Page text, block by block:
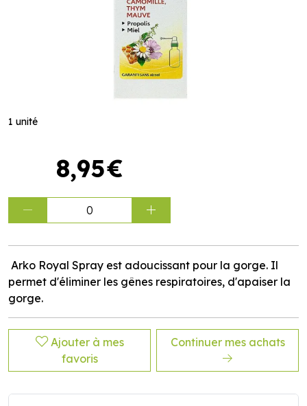
1 unité
8,95€
0
Arko Royal Spray est adoucissant pour la gorge. Il
permet d'éliminer les gênes respiratoires, d'apaiser la
gorge.
Ajouter à mes
favoris
Continuer mes achats